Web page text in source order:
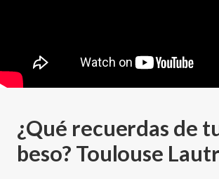
¿Qué recuerdas de
beso? Toulouse